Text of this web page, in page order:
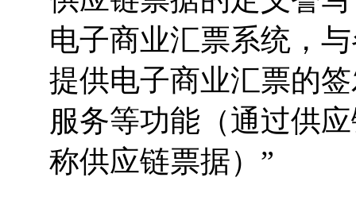
电子商业汇票系统，
提供电子商业汇票的
服务等功能（通过供
称供应链票据）”